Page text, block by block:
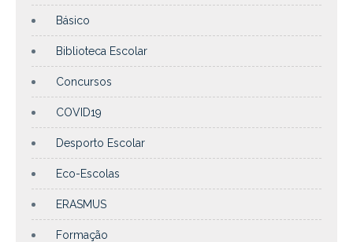
Básico
Biblioteca Escolar
Concursos
COVID19
Desporto Escolar
Eco-Escolas
ERASMUS
Formação